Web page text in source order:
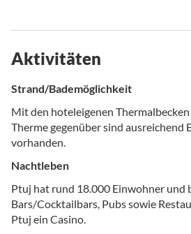
Aktivitäten
Strand/Bademöglichkeit
Mit den hoteleigenen
Therme gegenüber sind ausreichend
vorhanden.
Nachtleben
Ptuj hat rund 18.000 Einwohner und
Bars/Cocktailbars, Pubs sowie
Ptuj ein Casino.